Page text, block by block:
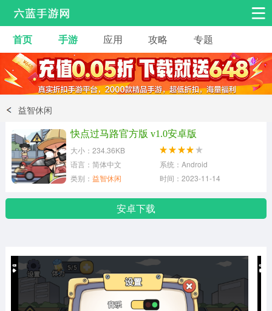
安卓手游 手游工具
热门手游 角色扮演 益智休闲
动作射击
冒险解谜 经营养成
体育竞技
首页 手游 应用 攻略 专题
益智休闲
快点过马路官方版 v1.0安卓版
大小：234.36KB
语言：简体中文
系统：Android
类别： 益智休闲 时间：2023-11-14
安卓下载